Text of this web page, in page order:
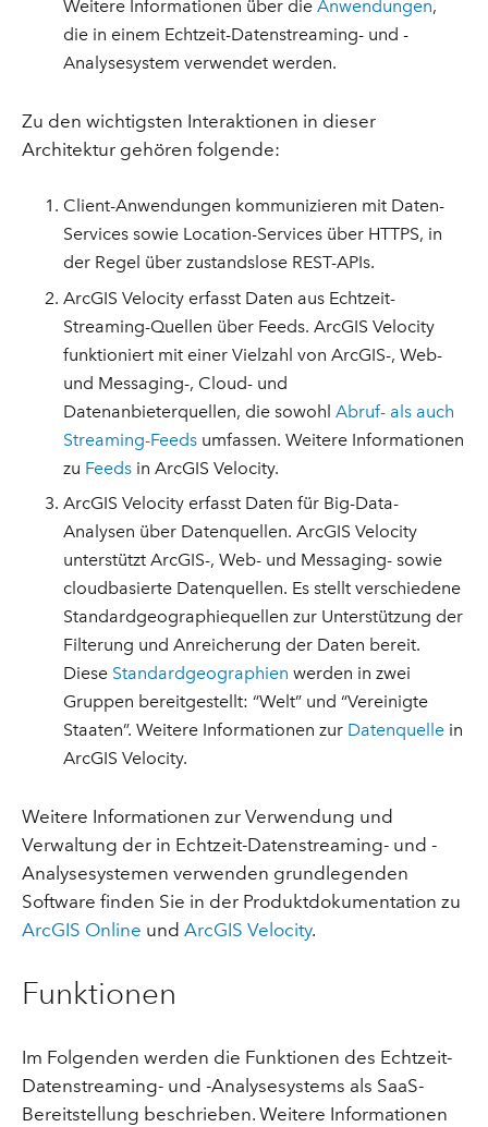
Weitere Informationen über dieAnwendungen,
die in einem Echtzeit-Datenstreaming- und -
Analysesystem verwendet werden.
Zu den wichtigsten Interaktionen in dieser
Architektur gehören folgende:
Client-Anwendungen kommunizieren mit Daten-
Services sowie Location-Services über HTTPS, in
der Regel über zustandslose REST-APIs.
ArcGIS Velocity erfasst Daten aus Echtzeit-
Streaming-Quellen über Feeds. ArcGIS Velocity
funktioniert mit einer Vielzahl von ArcGIS-, Web-
und Messaging-, Cloud- und
Datenanbieterquellen, die sowohlAbruf- als auch
Streaming-Feeds umfassen. Weitere Informationen
zu Feeds in ArcGIS Velocity.
ArcGIS Velocity erfasst Daten für Big-Data-
Analysen über Datenquellen. ArcGIS Velocity
unterstützt ArcGIS-, Web- und Messaging- sowie
cloudbasierte Datenquellen. Es stellt verschiedene
Standardgeographiequellen zur Unterstützung der
Filterung und Anreicherung der Daten bereit.
Diese Standardgeographien werden in zwei
Gruppen bereitgestellt: “Welt” und “Vereinigte
Staaten”. Weitere Informationen zur Datenquelle in
ArcGIS Velocity.
Weitere Informationen zur Verwendung und
Verwaltung der in Echtzeit-Datenstreaming- und -
Analysesystemen verwenden grundlegenden
Software finden Sie in der Produktdokumentation zu
ArcGIS Online und ArcGIS Velocity.
Funktionen
Im Folgenden werden die Funktionen des Echtzeit-
Datenstreaming- und -Analysesystems als SaaS-
Bereitstellung beschrieben. Weitere Informationen